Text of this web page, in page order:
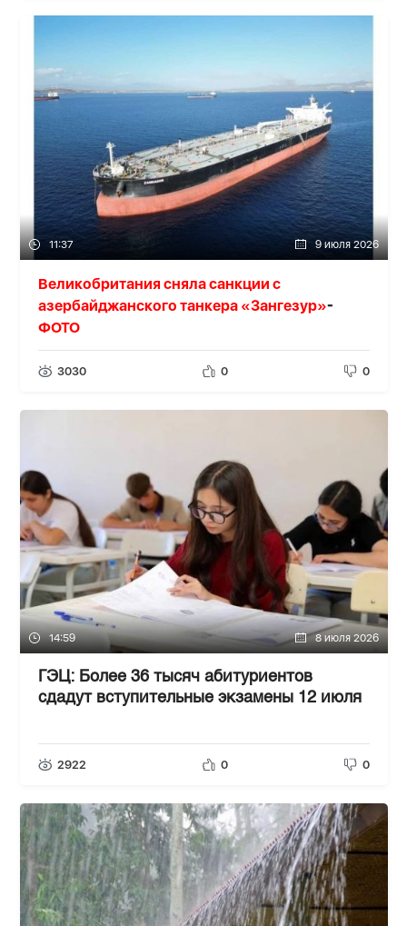
11:37 9 июля 2026
Великобритания сняла санкции с
азербайджанского танкера «Зангезур»-
ФОТО
3030 0 0
14:59 8 июля 2026
ГЭЦ: Более 36 тысяч абитуриентов
сдадут вступительные экзамены 12 июля
2922 0 0